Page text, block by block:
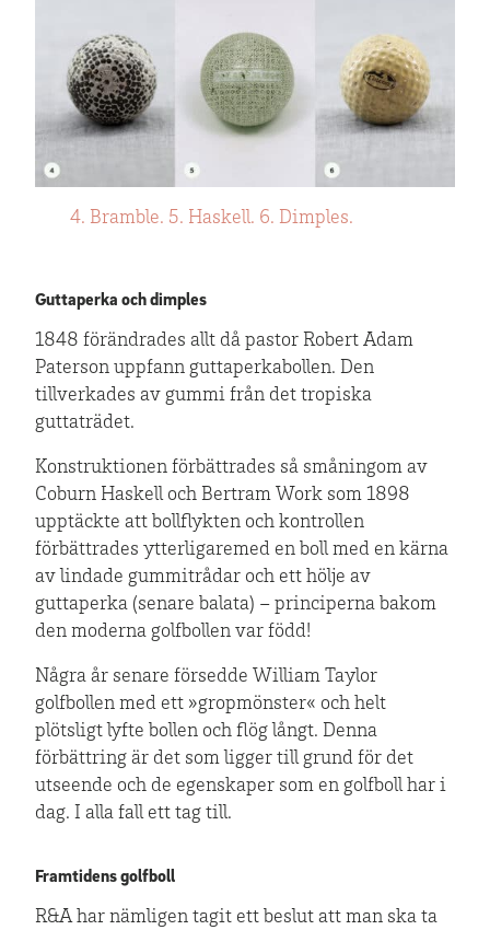
4. Bramble. 5. Haskell. 6. Dimples.
Guttaperka och dimples
1848 förändrades allt då pastor Robert Adam
Paterson uppfann guttaperkabollen. Den
tillverkades av gummi från det tropiska
guttaträdet.
Konstruktionen förbättrades så småningom av
Coburn Haskell och Bertram Work som 1898
upptäckte att bollflykten och kontrollen
förbättrades ytterligaremed en boll med en kärna
av lindade gummitrådar och ett hölje av
guttaperka (senare balata) – principerna bakom
den moderna golfbollen var född!
Några år senare försedde William Taylor
golfbollen med ett »gropmönster« och helt
plötsligt lyfte bollen och flög långt. Denna
förbättring är det som ligger till grund för det
utseende och de egenskaper som en golfboll har i
dag. I alla fall ett tag till.
Framtidens golfboll
R&A har nämligen tagit ett beslut att man ska ta